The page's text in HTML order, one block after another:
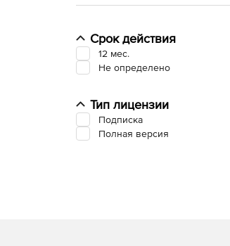
Срок действия
12 мес.
Не определено
Тип лицензии
Подписка
Полная версия